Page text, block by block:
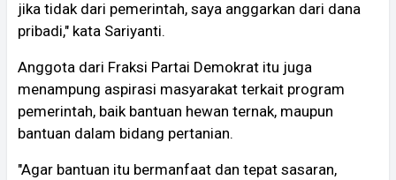
jika tidak dari pemerintah, saya anggarkan dari dana
pribadi," kata Sariyanti.
Anggota dari Fraksi Partai Demokrat itu juga
menampung aspirasi masyarakat terkait program
pemerintah, baik bantuan hewan ternak, maupun
bantuan dalam bidang pertanian.
"Agar bantuan itu bermanfaat dan tepat sasaran,